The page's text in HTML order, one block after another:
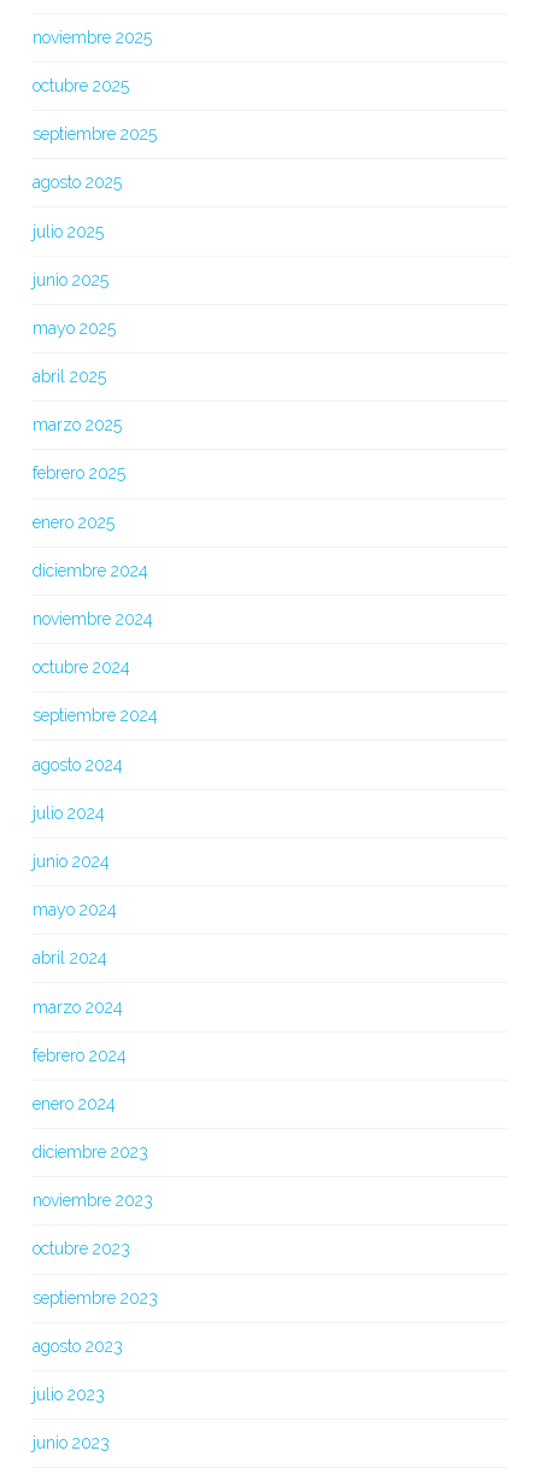
noviembre 2025
octubre 2025
septiembre 2025
agosto 2025
julio 2025
junio 2025
mayo 2025
abril 2025
marzo 2025
febrero 2025
enero 2025
diciembre 2024
noviembre 2024
octubre 2024
septiembre 2024
agosto 2024
julio 2024
junio 2024
mayo 2024
abril 2024
marzo 2024
febrero 2024
enero 2024
diciembre 2023
noviembre 2023
octubre 2023
septiembre 2023
agosto 2023
julio 2023
junio 2023